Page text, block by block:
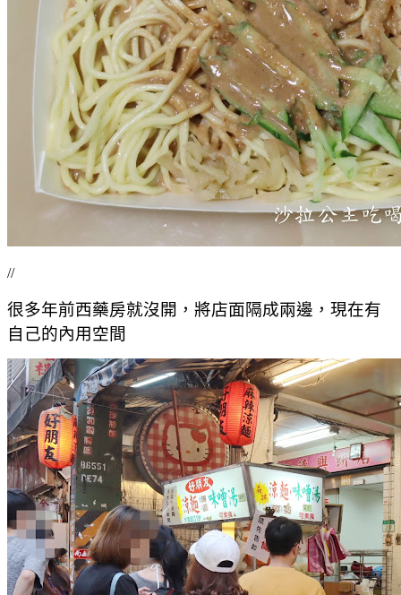
//
很多年前西藥房就沒開，將店面隔成兩邊，現在有
自己的內用空間